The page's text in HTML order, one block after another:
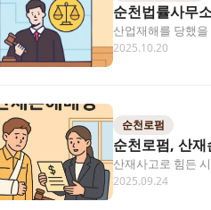
순천법률사무
산업재해를 당했
기 어려운 경우가
2025.10.20
순천로펌
순천로펌, 산
산재사고로 힘든
적인 법률 서비스
2025.09.24